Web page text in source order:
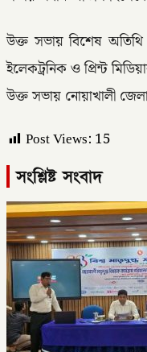
উক্ত সভায় বিশেষ
ইলেকট্রনিক ও প্রিন্ট
উক্ত সভায় নোয়াখালী
Post Views: 15
সংশ্লিষ্ট সংবাদ